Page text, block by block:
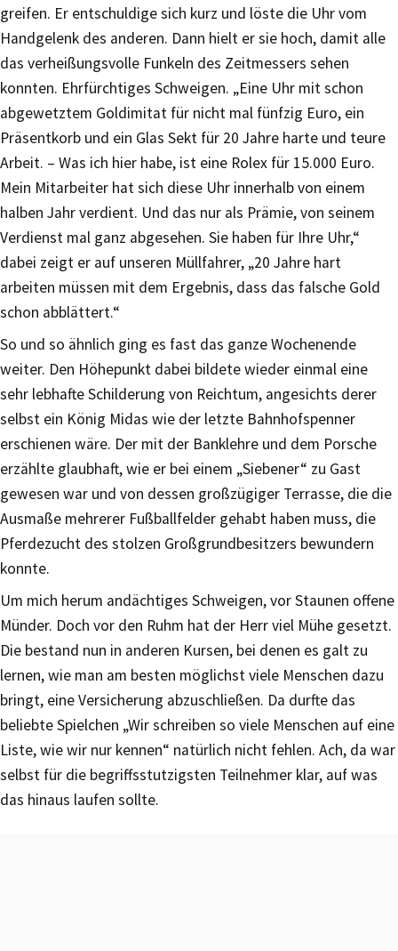
greifen. Er entschuldige sich kurz und löste die Uhr vom
Handgelenk des anderen. Dann hielt er sie hoch, damit alle
das verheißungsvolle Funkeln des Zeitmessers sehen
konnten. Ehrfürchtiges Schweigen. „Eine Uhr mit schon
abgewetztem Goldimitat für nicht mal fünfzig Euro, ein
Präsentkorb und ein Glas Sekt für 20 Jahre harte und teure
Arbeit. – Was ich hier habe, ist eine Rolex für 15.000 Euro.
Mein Mitarbeiter hat sich diese Uhr innerhalb von einem
halben Jahr verdient. Und das nur als Prämie, von seinem
Verdienst mal ganz abgesehen. Sie haben für Ihre Uhr,“
dabei zeigt er auf unseren Müllfahrer, „20 Jahre hart
arbeiten müssen mit dem Ergebnis, dass das falsche Gold
schon abblättert.“
So und so ähnlich ging es fast das ganze Wochenende
weiter. Den Höhepunkt dabei bildete wieder einmal eine
sehr lebhafte Schilderung von Reichtum, angesichts derer
selbst ein König Midas wie der letzte Bahnhofspenner
erschienen wäre. Der mit der Banklehre und dem Porsche
erzählte glaubhaft, wie er bei einem „Siebener“ zu Gast
gewesen war und von dessen großzügiger Terrasse, die die
Ausmaße mehrerer Fußballfelder gehabt haben muss, die
Pferdezucht des stolzen Großgrundbesitzers bewundern
konnte.
Um mich herum andächtiges Schweigen, vor Staunen offene
Münder. Doch vor den Ruhm hat der Herr viel Mühe gesetzt.
Die bestand nun in anderen Kursen, bei denen es galt zu
lernen, wie man am besten möglichst viele Menschen dazu
bringt, eine Versicherung abzuschließen. Da durfte das
beliebte Spielchen „Wir schreiben so viele Menschen auf eine
Liste, wie wir nur kennen“ natürlich nicht fehlen. Ach, da war
selbst für die begriffsstutzigsten Teilnehmer klar, auf was
das hinaus laufen sollte.